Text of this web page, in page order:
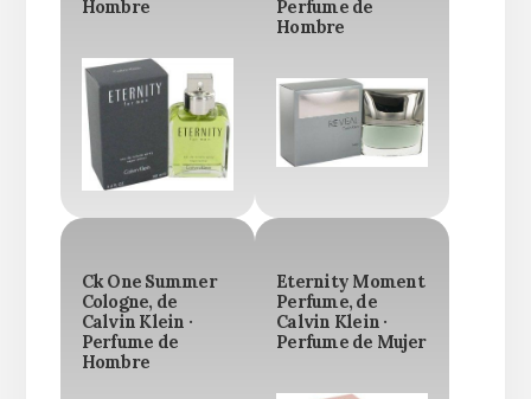
Hombre
Perfume de
Hombre
Ck One Summer
Cologne, de
Calvin Klein ·
Perfume de
Hombre
Eternity Moment
Perfume, de
Calvin Klein ·
Perfume de Mujer